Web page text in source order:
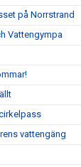
på Norrstrand
Vattengympa
vattengäng